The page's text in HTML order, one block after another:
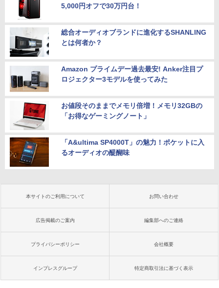
5,000円オフで30万円台！
総合オーディオブランドに進化するSHANLING
とは何者か？
Amazon プライムデー過去最安! Anker注目プ
ロジェクター3モデルを使ってみた
お値段そのままでメモリ倍増！メモリ32GBの
「お得なゲーミングノート」
「A&ultima SP4000T」の魅力！ポケットに入
るオーディオの醍醐味
本サイトのご利用について お問い合わせ
広告掲載のご案内 編集部へのご連絡
プライバシーポリシー 会社概要
インプレスグループ 特定商取引法に基づく表示